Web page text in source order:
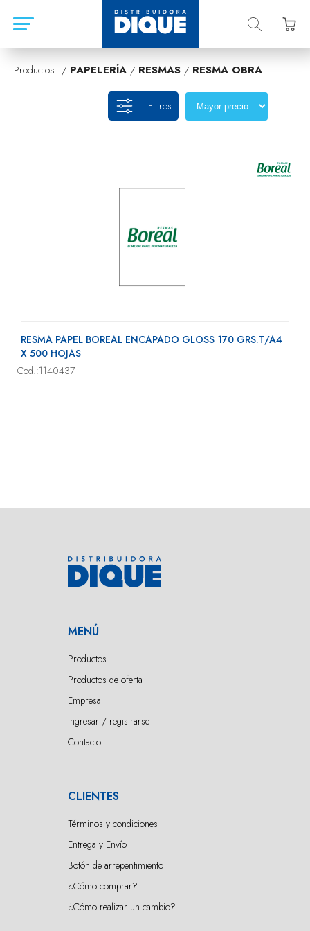
Productos / PAPELERÍA / RESMAS / RESMA OBRA
Filtros
RESMA PAPEL BOREAL ENCAPADO GLOSS 170 GRS.T/A4
X 500 HOJAS
Cod.:1140437
MENÚ
Productos
Productos de oferta
Empresa
Ingresar / registrarse
Contacto
CLIENTES
Términos y condiciones
Entrega y Envío
Botón de arrepentimiento
¿Cómo comprar?
¿Cómo realizar un cambio?